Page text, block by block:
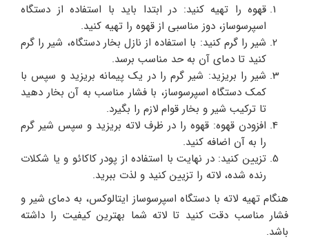
قهوه را تهیه کنید: در ابتدا باید با استفاده از دستگاه
اسپرسوساز، دوز مناسبی از قهوه را تهیه کنید.
شیر را گرم کنید: با استفاده از نازل بخار دستگاه، شیر را گرم
کنید تا دمای آن به حد مناسب برسد.
شیر را بریزید: شیر گرم را در یک پیمانه بریزید و سپس با
کمک دستگاه اسپرسوساز، با فشار مناسب به آن بخار دهید
تا ترکیب شیر و بخار قوام لازم را بگیرد.
افزودن قهوه: قهوه را در ظرف لاته بریزید و سپس شیر گرم
را به آن اضافه کنید.
تزیین کنید: در نهایت با استفاده از پودر کاکائو و یا شکلات
رنده شده، لاته را تزیین کنید و لذت ببرید.
هنگام تهیه لاته با دستگاه اسپرسوساز ایتالوکس، به دمای شیر و
فشار مناسب دقت کنید تا لاته شما بهترین کیفیت را داشته
باشد.